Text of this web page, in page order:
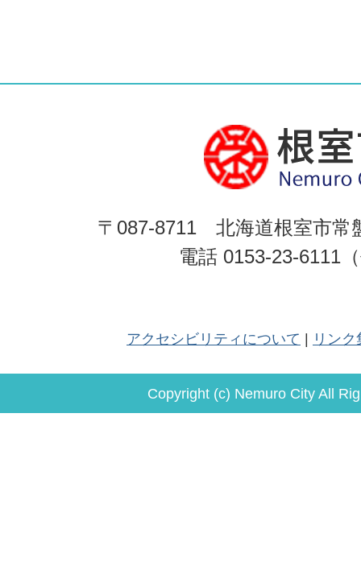
〒087-8711 北海道根室市常
電話 0153-23-6111
アクセシビリティについて リンク
Copyright (c) Nemuro City All